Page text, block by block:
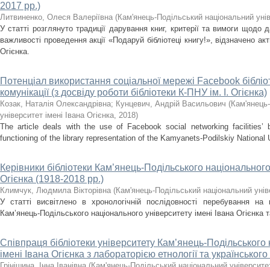
2017 рр.)
Литвиненко, Олеся Валеріївна (Кам'янець-Подільський національний
У статті розглянуто традиції дарування книг, критерії та вимоги
важливості проведення акції «Подаруй бібліотеці книгу!», відзначено
Огієнка.
Потенціал використання соціальної мережі Facebook
комунікації (з досвіду роботи бібліотеки К-ПНУ ім. І. Огієнка)
Козак, Наталія Олександрівна; Кунцевич, Андрій Васильович (
університет імені Івaнa Oгієнкa, 2018)
The article deals with the use of Facebook social networking
functioning of the library representation of the Kamyanets-Podilskiy National
Керівники бібліотеки Кам’янець-Подільського
Огієнка (1918-2018 рр.)
Климчук, Людмила Вікторівна (Кам'янець-Подільський національний
У статті висвітлено в хронологічній послідовності перебування на
Кам’янець-Подільського національного університету імені Івана Огієнка
Співпраця бібліотеки університету Кам’янець-
імені Івана Огієнка з лабораторією етнології та